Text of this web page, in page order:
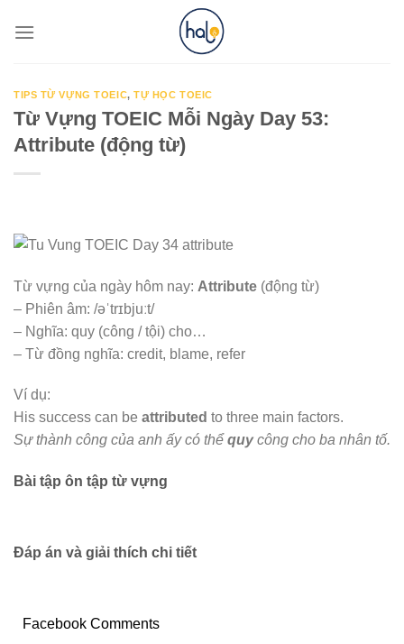
TIPS TỪ VỰNG TOEIC,TỰ HỌC TOEIC
Từ Vựng TOEIC Mỗi Ngày Day 53:
Attribute (động từ)
Từ vựng của ngày hôm nay: Attribute (động từ)
– Phiên âm: /əˈtrɪbjuːt/
– Nghĩa: quy (công / tội) cho…
– Từ đồng nghĩa: credit, blame, refer
Ví dụ:
His success can be attributed to three main factors.
Sự thành công của anh ấy có thể quycông cho ba nhân tố.
Bài tập ôn tập từ vựng
Đáp án và giải thích chi tiết
Facebook Comments